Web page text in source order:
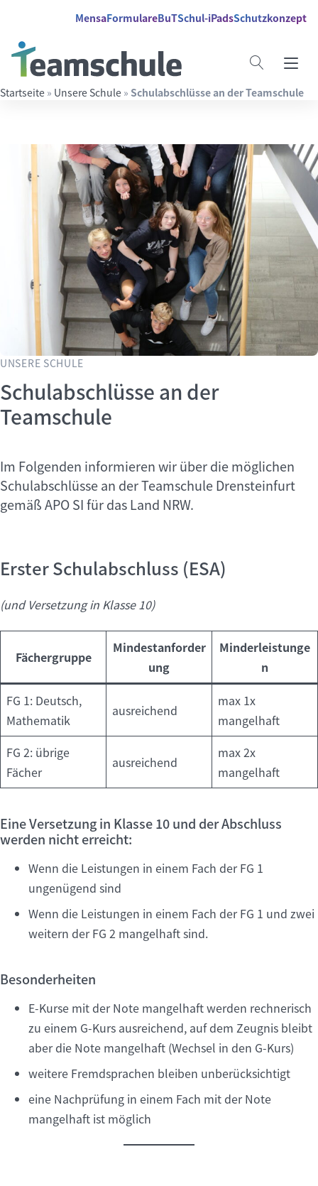
MensaFormulareBuTSchul-iPadsSchutzkonzept
Startseite » Unsere Schule » Schulabschlüsse an der Teamschule
Schulabschlüsse an der
Teamschule
UNSERE SCHULE
Im Folgenden informieren wir über die möglichen
Schulabschlüsse an der Teamschule Drensteinfurt
gemäß APO SI für das Land NRW.
Erster Schulabschluss (ESA)
(und Versetzung in Klasse 10)
Fächergruppe
Mindestanforder
ung
Minderleistunge
n
FG 1: Deutsch,
Mathematik
ausreichend
max 1x
mangelhaft
FG 2: übrige
Fächer
ausreichend
max 2x
mangelhaft
Eine Versetzung in Klasse 10 und der Abschluss
werden nicht erreicht:
Wenn die Leistungen in einem Fach der FG 1
ungenügend sind
Wenn die Leistungen in einem Fach der FG 1 und zwei
weitern der FG 2 mangelhaft sind.
Besonderheiten
E-Kurse mit der Note mangelhaft werden rechnerisch
zu einem G-Kurs ausreichend, auf dem Zeugnis bleibt
aber die Note mangelhaft (Wechsel in den G-Kurs)
weitere Fremdsprachen bleiben unberücksichtigt
eine Nachprüfung in einem Fach mit der Note
mangelhaft ist möglich